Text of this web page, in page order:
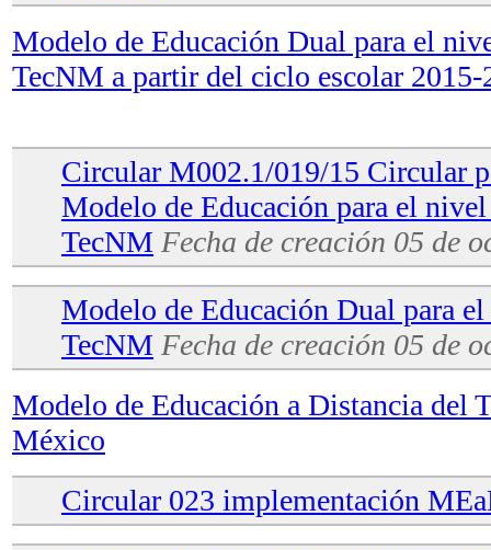
Modelo de Educación Dual para el
TecNM a partir del ciclo escolar 2015-
Circular M002.1/019/15 Circular
Modelo de Educación para el
TecNM Fecha de creación 05 de
Modelo de Educación Dual para
TecNM Fecha de creación 05 de
Modelo de Educación a Distancia del
México
Circular 023 implementación